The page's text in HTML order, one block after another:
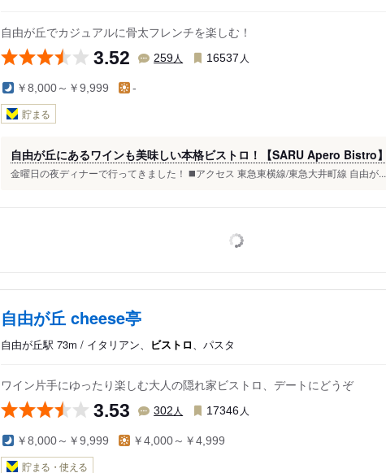
自由が丘でカジュアルに骨太フレンチを楽しむ！
3.52 259人 16537 人
￥8,000～￥9,999 -
貯まる
自由が丘にあるワインも美味しい本格ビストロ！【SARU Apero Bistro】
金曜日の夜ディナーで行ってきました！ ◼️アクセス 東急東横線/東急大井町線 自由が...
自由が丘 cheese亭
自由が丘駅 73m / イタリアン、 ビストロ、パスタ
ワイン片手にゆったり楽しむ大人の隠れ家ビストロ、デートにどうぞ
3.53 302 人 17346 人
￥8,000～￥9,999 ￥4,000～￥4,999
貯まる・使える